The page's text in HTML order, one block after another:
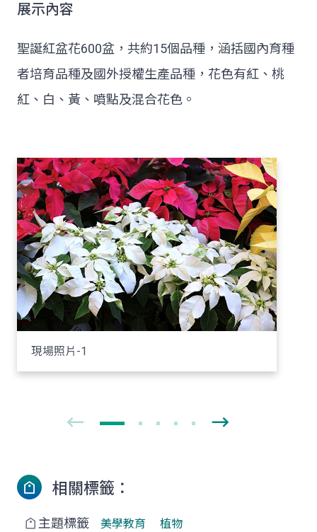
展示內容
聖誕紅盆花600盆，共約15個品種，涵括國內育種
者培育品種及國外授權生產品種，花色有紅、桃
紅、白、黃、噴點及混合花色。
現場照片-1
相關標籤：
主題標籤 美學教育 植物